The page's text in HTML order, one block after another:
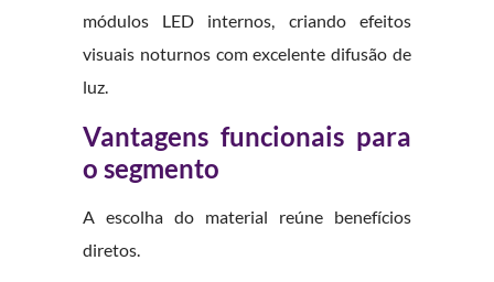
módulos LED internos, criando efeitos
visuais noturnos com excelente difusão de
luz.
Vantagens funcionais para
o segmento
A escolha do material reúne benefícios
diretos.